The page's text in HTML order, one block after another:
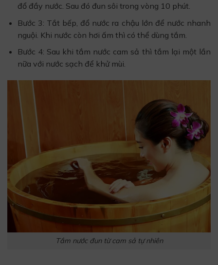
đổ đầy nước. Sau đó đun sôi trong vòng 10 phút.
Bước 3: Tắt bếp, đổ nước ra chậu lớn để nước nhanh
nguội. Khi nước còn hơi ấm thì có thể dùng tắm.
Bước 4: Sau khi tắm nước cam sả thì tắm lại một lần
nữa với nước sạch để khử mùi.
Tắm nước đun từ cam sả tự nhiên